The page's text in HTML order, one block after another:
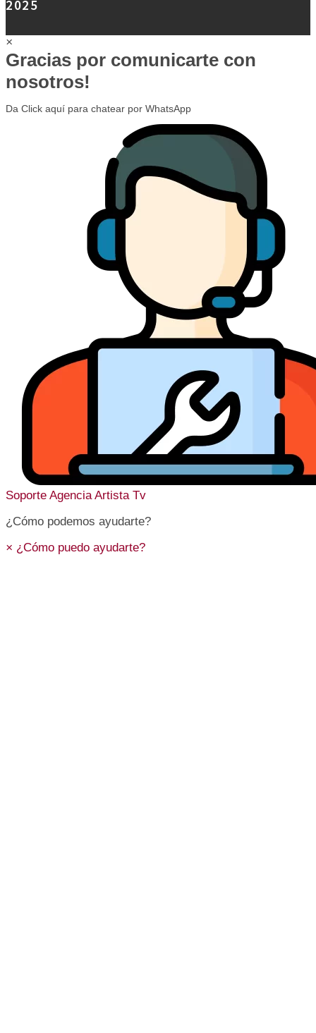
2025
×
Gracias por comunicarte con
nosotros!
Da Click aquí para chatear por WhatsApp
Soporte Agencia Artista Tv
¿Cómo podemos ayudarte?
× ¿Cómo puedo ayudarte?